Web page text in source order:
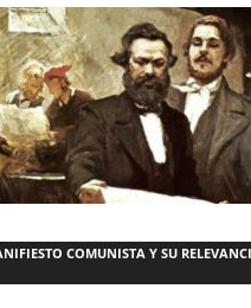
COMUNISTA Y SU